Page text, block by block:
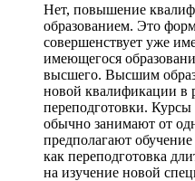
Нет, повышение
образованием. Это
совершенствует уже
имеющегося
высшего. Высшим
новой квалификации в
переподготовки.
обычно занимают от
предполагают
как переподготовка
на изучение новой